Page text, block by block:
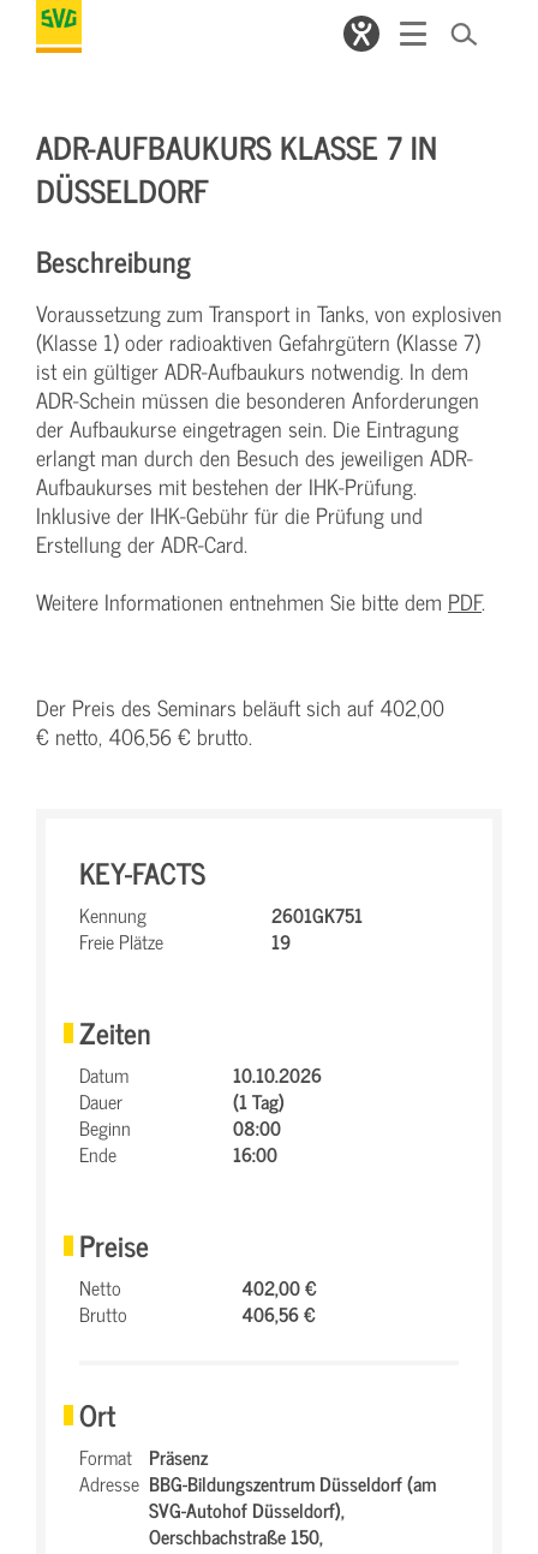
ADR-AUFBAUKURS KLASSE 7 IN
DÜSSELDORF
Beschreibung
Voraussetzung zum Transport in Tanks, von explosiven
(Klasse 1) oder radioaktiven Gefahrgütern (Klasse 7)
ist ein gültiger ADR-Aufbaukurs notwendig. In dem
ADR-Schein müssen die besonderen Anforderungen
der Aufbaukurse eingetragen sein. Die Eintragung
erlangt man durch den Besuch des jeweiligen ADR-
Aufbaukurses mit bestehen der IHK-Prüfung.
Inklusive der IHK-Gebühr für die Prüfung und
Erstellung der ADR-Card.
Weitere Informationen entnehmen Sie bitte dem PDF.
Der Preis des Seminars beläuft sich auf 402,00
€ netto, 406,56 € brutto.
KEY-FACTS
Kennung
2601GK751
Freie Plätze
19
Zeiten
Datum
10.10.2026
Dauer
(1 Tag)
Beginn
08:00
Ende
16:00
Preise
Netto
402,00 €
Brutto
406,56 €
Ort
Format Präsenz
Adresse BBG-Bildungszentrum Düsseldorf (am
SVG-Autohof Düsseldorf),
Oerschbachstraße 150,